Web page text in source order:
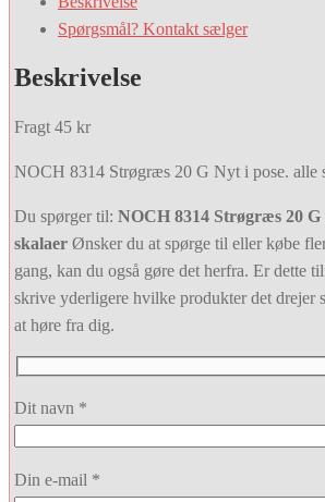
Spørgsmål? Kontakt sælger
Beskrivelse
Fragt 45 kr
NOCH 8314 Strøgræs 20 G Nyt i pose. alle
Du spørger til: NOCH 8314 Strøgræs 20 G
skalaer Ønsker du at spørge til eller købe
gang, kan du også gøre det herfra. Er dette
skrive yderligere hvilke produkter det drejer
at høre fra dig.
Dit navn *
Din e-mail *